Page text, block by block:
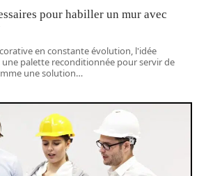
pour habiller un mur avec
en constante évolution, l'idée
palette reconditionnée pour servir de
une solution…